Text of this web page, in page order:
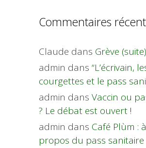
Commentaires
Claude dans Grève (suite)
admin dans “L’écrivain,
courgettes et le pass
admin dans Vaccin ou
? Le débat est ouvert !
admin dans Café Plùm : à
propos du pass sanitaire